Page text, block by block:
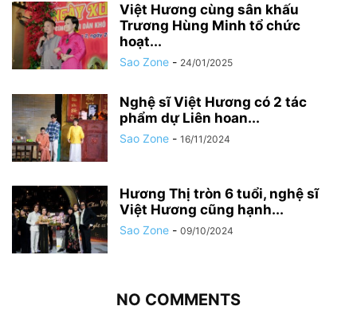
Việt Hương cùng sân khấu
Trương Hùng Minh tổ chức
hoạt...
Sao Zone - 24/01/2025
Nghệ sĩ Việt Hương có 2 tác
phẩm dự Liên hoan...
Sao Zone - 16/11/2024
Hương Thị tròn 6 tuổi, nghệ sĩ
Việt Hương cũng hạnh...
Sao Zone - 09/10/2024
NO COMMENTS